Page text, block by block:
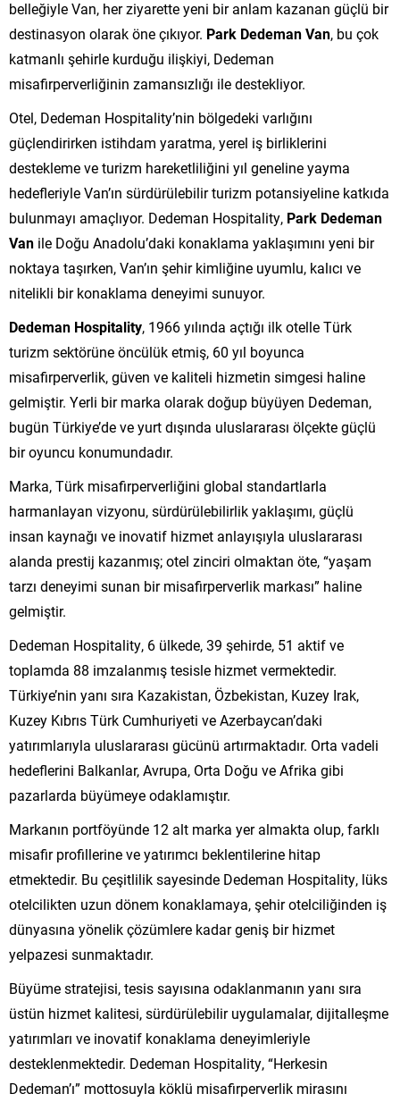
belleğiyle Van, her ziyarette yeni bir anlam kazanan güçlü bir
destinasyon olarak öne çıkıyor. Park Dedeman Van, bu çok
katmanlı şehirle kurduğu ilişkiyi, Dedeman
misafirperverliğinin zamansızlığı ile destekliyor.
Otel, Dedeman Hospitality’nin bölgedeki varlığını
güçlendirirken istihdam yaratma, yerel iş birliklerini
destekleme ve turizm hareketliliğini yıl geneline yayma
hedefleriyle Van’ın sürdürülebilir turizm potansiyeline katkıda
bulunmayı amaçlıyor. Dedeman Hospitality, Park Dedeman
Van ile Doğu Anadolu’daki konaklama yaklaşımını yeni bir
noktaya taşırken, Van’ın şehir kimliğine uyumlu, kalıcı ve
nitelikli bir konaklama deneyimi sunuyor.
Dedeman Hospitality, 1966 yılında açtığı ilk otelle Türk
turizm sektörüne öncülük etmiş, 60 yıl boyunca
misafirperverlik, güven ve kaliteli hizmetin simgesi haline
gelmiştir. Yerli bir marka olarak doğup büyüyen Dedeman,
bugün Türkiye’de ve yurt dışında uluslararası ölçekte güçlü
bir oyuncu konumundadır.
Marka, Türk misafirperverliğini global standartlarla
harmanlayan vizyonu, sürdürülebilirlik yaklaşımı, güçlü
insan kaynağı ve inovatif hizmet anlayışıyla uluslararası
alanda prestij kazanmış; otel zinciri olmaktan öte, “yaşam
tarzı deneyimi sunan bir misafirperverlik markası” haline
gelmiştir.
Dedeman Hospitality, 6 ülkede, 39 şehirde, 51 aktif ve
toplamda 88 imzalanmış tesisle hizmet vermektedir.
Türkiye’nin yanı sıra Kazakistan, Özbekistan, Kuzey Irak,
Kuzey Kıbrıs Türk Cumhuriyeti ve Azerbaycan’daki
yatırımlarıyla uluslararası gücünü artırmaktadır. Orta vadeli
hedeflerini Balkanlar, Avrupa, Orta Doğu ve Afrika gibi
pazarlarda büyümeye odaklamıştır.
Markanın portföyünde 12 alt marka yer almakta olup, farklı
misafir profillerine ve yatırımcı beklentilerine hitap
etmektedir. Bu çeşitlilik sayesinde Dedeman Hospitality, lüks
otelcilikten uzun dönem konaklamaya, şehir otelciliğinden iş
dünyasına yönelik çözümlere kadar geniş bir hizmet
yelpazesi sunmaktadır.
Büyüme stratejisi, tesis sayısına odaklanmanın yanı sıra
üstün hizmet kalitesi, sürdürülebilir uygulamalar, dijitalleşme
yatırımları ve inovatif konaklama deneyimleriyle
desteklenmektedir. Dedeman Hospitality, “Herkesin
Dedeman’ı” mottosuyla köklü misafirperverlik mirasını